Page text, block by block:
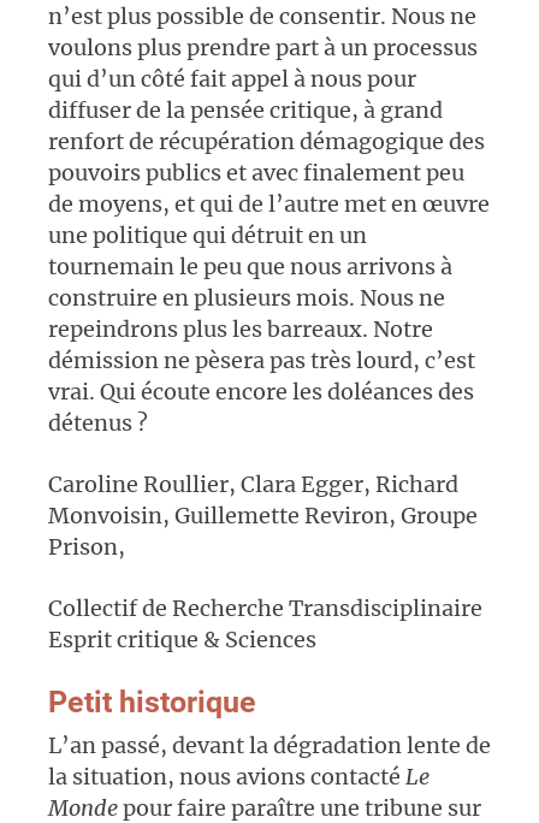
n’est plus possible de consentir. Nous ne
voulons plus prendre part à un processus
qui d’un côté fait appel à nous pour
diffuser de la pensée critique, à grand
renfort de récupération démagogique des
pouvoirs publics et avec finalement peu
de moyens, et qui de l’autre met en œuvre
une politique qui détruit en un
tournemain le peu que nous arrivons à
construire en plusieurs mois. Nous ne
repeindrons plus les barreaux. Notre
démission ne pèsera pas très lourd, c’est
vrai. Qui écoute encore les doléances des
détenus ?
Caroline Roullier, Clara Egger, Richard
Monvoisin, Guillemette Reviron, Groupe
Prison,
Collectif de Recherche Transdisciplinaire
Esprit critique & Sciences
Petit historique
L’an passé, devant la dégradation lente de
la situation, nous avions contacté Le
Mondepour faire paraître une tribune sur